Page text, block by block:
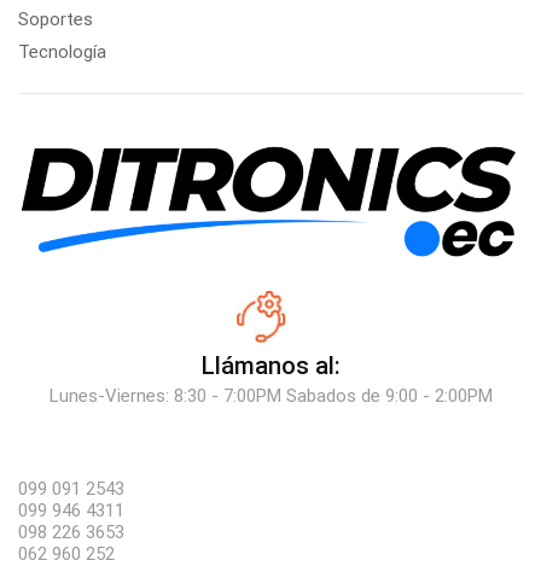
Soportes
Tecnología
Llámanos al:
Lunes-Viernes: 8:30 - 7:00PM Sabados de 9:00 - 2:00PM
099 091 2543
099 946 4311
098 226 3653
062 960 252